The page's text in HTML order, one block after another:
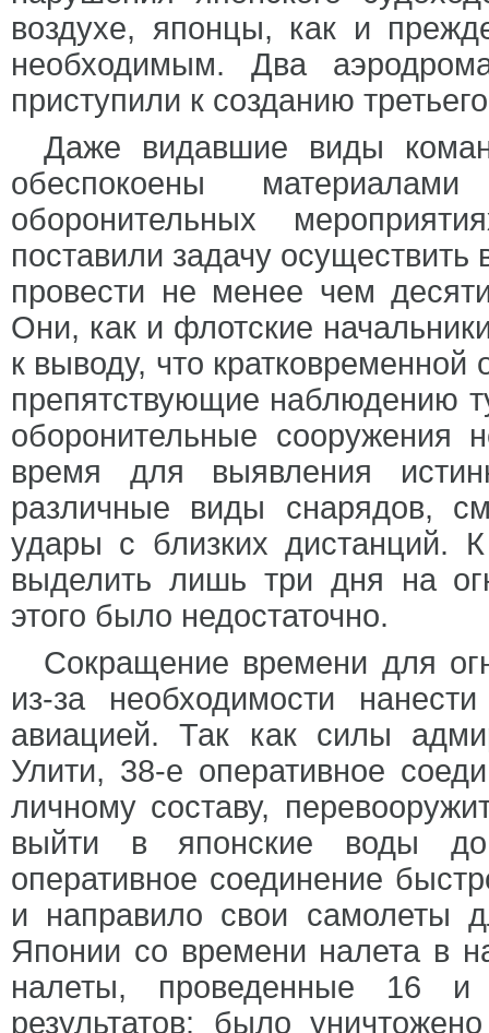
воздухе, японцы, как и
необходимым. Два
приступили к созданию
Даже видавшие виды
обеспокоены
оборонительных
поставили задачу
провести не менее чем
Они, как и флотские
к выводу, что кратковременной
препятствующие наблюдению
оборонительные сооружения
время для выявления
различные виды снарядов,
удары с близких дистанций.
выделить лишь три дня на
этого было недостаточно.
Сокращение времени для
из-за необходимости
авиацией. Так как силы
Улити, 38-е оперативное
личному составу,
выйти в японские воды
оперативное соединение
и направило свои самолеты
Японии со времени налета в
налеты, проведенные 16
результатов: было